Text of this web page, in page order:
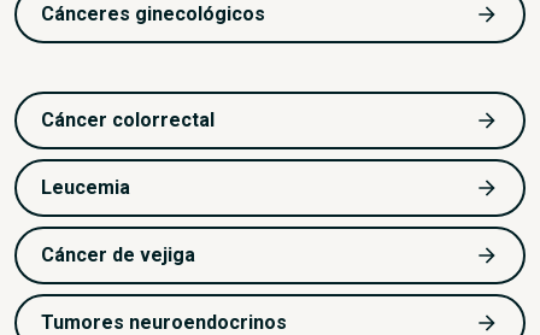
Cánceres ginecológicos
Cáncer colorrectal
Leucemia
Cáncer de vejiga
Tumores neuroendocrinos